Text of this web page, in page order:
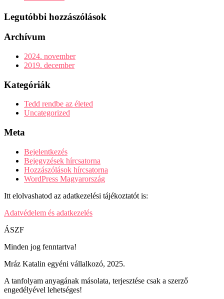
Legutóbbi hozzászólások
Archívum
2024. november
2019. december
Kategóriák
Tedd rendbe az életed
Uncategorized
Meta
Bejelentkezés
Bejegyzések hírcsatorna
Hozzászólások hírcsatorna
WordPress Magyarország
Itt elolvashatod az adatkezelési tájékoztatót is:
Adatvédelem és adatkezelés
ÁSZF
Minden jog fenntartva!
Mráz Katalin egyéni vállalkozó, 2025.
A tanfolyam anyagának másolata, terjesztése csak a szerző
engedélyével lehetséges!